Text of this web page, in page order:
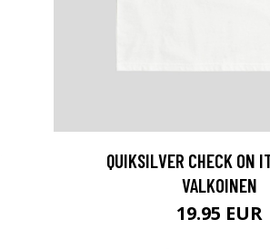
QUIKSILVER CHECK ON
VALKOINEN
19.95 EUR